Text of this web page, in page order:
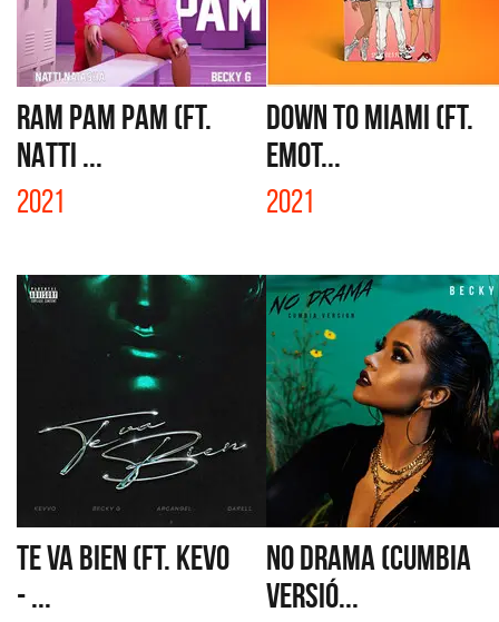
RAM PAM PAM (FT.
NATTI ...
2021
DOWN TO MIAMI (FT.
EMOT...
2021
TE VA BIEN (FT. KEVO
- ...
NO DRAMA (CUMBIA
VERSIÓ...